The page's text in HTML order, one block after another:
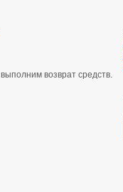
возврат средств.